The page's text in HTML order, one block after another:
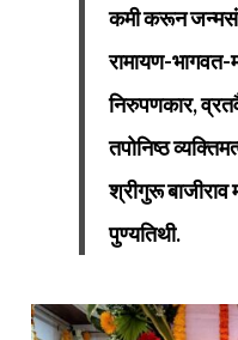
कमी करून
रामायण-भागवत-
निरुपणकार,
तपोनिष्ठ
श्रीगुरू
पुण्यतिथी.